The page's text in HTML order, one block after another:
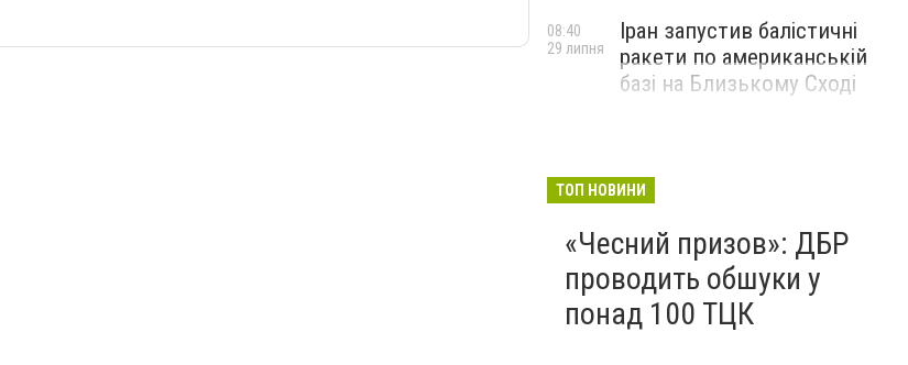
Іран запустив балістичні
ракети по американській
базі на Близькому Сході
08:40
29 липня
ТОП НОВИНИ
«Чесний призов»: ДБР
проводить обшуки у
понад 100 ТЦК